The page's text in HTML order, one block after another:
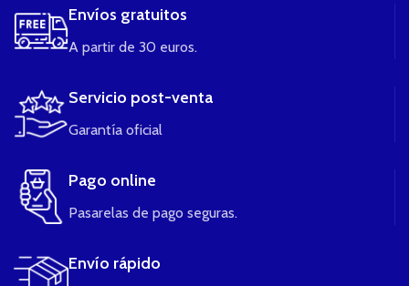
Envíos gratuitos
A partir de 30 euros.
Servicio post-venta
Garantía oficial
Pago online
Pasarelas de pago seguras.
Envío rápido